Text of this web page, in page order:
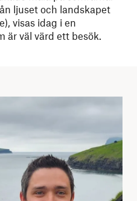
ljuset och landskapet
visas idag i en
är väl värd ett besök.